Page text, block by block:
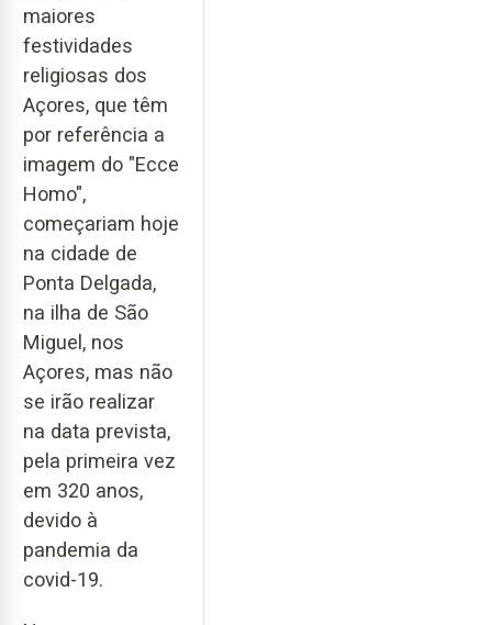
maiores
festividades
religiosas dos
Açores, que têm
por referência a
imagem do "Ecce
Homo",
começariam hoje
na cidade de
Ponta Delgada,
na ilha de São
Miguel, nos
Açores, mas não
se irão realizar
na data prevista,
pela primeira vez
em 320 anos,
devido à
pandemia da
covid-19.